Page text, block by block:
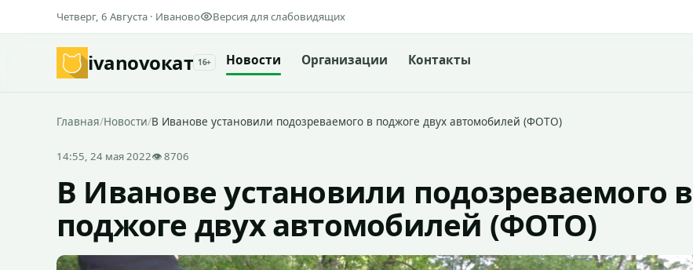
Четверг, 6 Августа · Иваново Версия для слабовидящих
ivanovoкат 16+ Новости Организации Контакты
Главная/Новости/В Иванове установили подозреваемого в поджоге двух автомобилей (ФОТО)
14:55, 24 мая 2022👁 8706
В Иванове установили подозреваемого в
поджоге двух автомобилей (ФОТО)